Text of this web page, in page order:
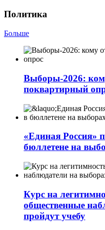
Политика
Больше
Выборы-2026:
поквартирный
«Единая Россия»
бюллетене на
Курс на
общественные
пройдут учебу